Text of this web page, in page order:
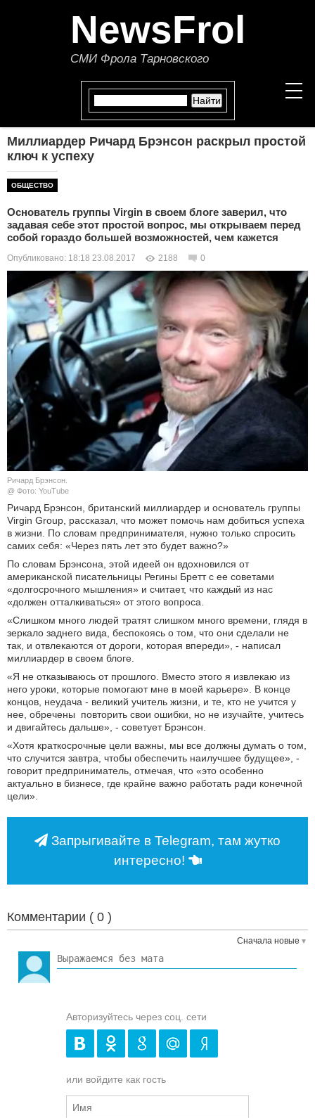
NewsFrol
СМИ Фрола Тарновского
ПОЛИТИКА
В МИРЕ
ОБЩЕСТВО
КУЛЬТУРА
НАУКА
СПОРТ
ШОУ-БИЗНЕС
АВТО И МОТО
БЛОГ
Миллиардер Ричард Брэнсон раскрыл простой
ключ к успеху
ОБЩЕСТВО
Основатель группы Virgin в своем блоге заверил, что
задавая себе этот простой вопрос, мы открываем перед
собой гораздо большей возможностей, чем кажется
Опубликовано: 18:18 23.08.2017 2188 0
Ричард Брэнсон.
@ Фото: YouTube
Ричард Брэнсон, британский миллиардер и основатель группы
Virgin Group, рассказал, что может помочь нам добиться успеха
в жизни. По словам предпринимателя, нужно только спросить
самих себя: «Через пять лет это будет важно?»
По словам Брэнсона, этой идеей он вдохновился от ​​
американской писательницы Регины Бретт с ее советами
«долгосрочного мышления» и считает, что каждый из нас
«должен отталкиваться» от этого вопроса.
«Слишком много людей тратят слишком много времени, глядя в
зеркало заднего вида, беспокоясь о том, что они сделали не
так, и отвлекаются от дороги, которая впереди», - написал
миллиардер в своем блоге.
«Я не отказываюсь от прошлого. Вместо этого я извлекаю из
него уроки, которые помогают мне в моей карьере». В конце
концов, неудача - великий учитель жизни, и те, кто не учится у
нее, обречены повторить свои ошибки, но не изучайте, учитесь
и двигайтесь дальше», - советует Брэнсон.
«Хотя краткосрочные цели важны, мы все должны думать о том,
что случится завтра, чтобы обеспечить наилучшее будущее», -
говорит предприниматель, отмечая, что «это особенно
актуально в бизнесе, где крайне важно работать ради конечной
цели».
Запрыгивайте в Telegram, там жутко
интересно!
Комментарии ( 0 )
Сначала новые
Авторизуйтесь через соц. сети
или войдите как гость